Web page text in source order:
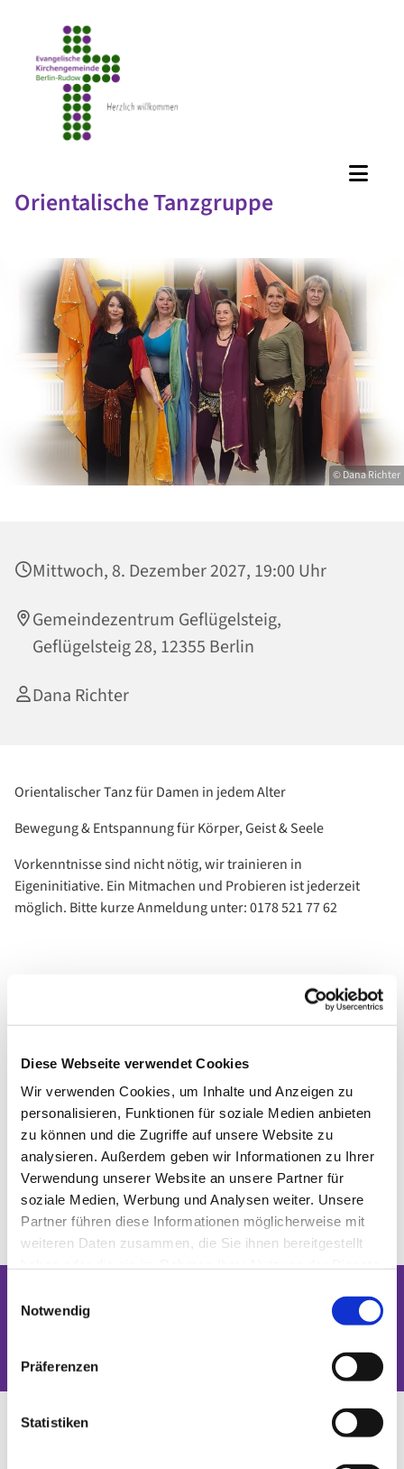
Diese Webseite verwendet Cookies
Wir verwenden Cookies, um Inhalte und Anzeigen zu
personalisieren, Funktionen für soziale Medien anbieten
zu können und die Zugriffe auf unsere Website zu
analysieren. Außerdem geben wir Informationen zu Ihrer
Verwendung unserer Website an unsere Partner für
soziale Medien, Werbung und Analysen weiter. Unsere
Partner führen diese Informationen möglicherweise mit
weiteren Daten zusammen, die Sie ihnen bereitgestellt
Notwendig
Präferenzen
Statistiken
Orientalische Tanzgruppe
© Dana Richter
Mittwoch, 8. Dezember 2027, 19:00 Uhr
Gemeindezentrum Geflügelsteig,
Geflügelsteig 28, 12355 Berlin
Dana Richter
Orientalischer Tanz für Damen in jedem Alter
Bewegung & Entspannung für Körper, Geist & Seele
Vorkenntnisse sind nicht nötig, wir trainieren in
Eigeninitiative. Ein Mitmachen und Probieren ist jederzeit
möglich. Bitte kurze Anmeldung unter: 0178 521 77 62
Dies könnte Sie auch interessieren